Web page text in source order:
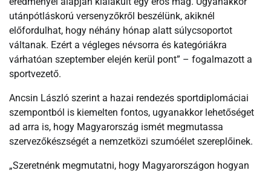
utánpótláskorú versenyzőkről beszélünk, akiknél
előfordulhat, hogy néhány hónap alatt súlycsoportot
váltanak. Ezért a végleges névsorra és kategóriákra
várhatóan szeptember elején kerül pont” – fogalmazott a
sportvezető.
Ancsin László szerint a hazai rendezés sportdiplomáciai
szempontból is kiemelten fontos, ugyanakkor lehetőséget
ad arra is, hogy Magyarország ismét megmutassa
szervezőkészségét a nemzetközi szumóélet szereplőinek.
„Szeretnénk megmutatni, hogy Magyarországon hogyan